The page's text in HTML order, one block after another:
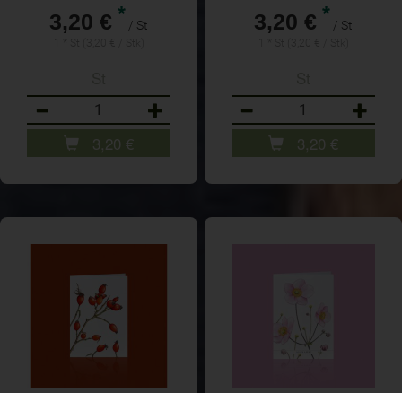
3,20 € * / St
3,20 €
3,20 € * / St
3,20 €